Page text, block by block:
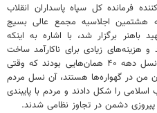
فرمانده کل سپاه پاسداران انقلاب
هشتمین اجلاسیه مجمع عالی بسیج
برگزار شد، با اشاره به اینکه
زیادی برای ناکارآمد ساخت
این نسل انجام می‌دهند، اظهار داشت: نسل دهه ۴۰ همان‌هایی بودند که وقتی
من در گهواره‌ها هستند، آن نسل مردم
اسلامی را شکل دادند و مردم با پایبندی
دشمن در تجاوز نظامی شدند.